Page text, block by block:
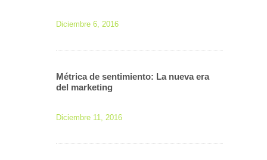
Diciembre 6, 2016
Métrica de sentimiento: La nueva era
del marketing
Diciembre 11, 2016